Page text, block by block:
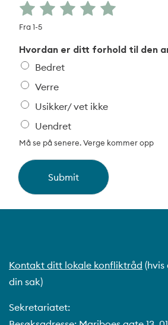
R
a
e
o
u
t
o
5
R
a
e
2
o
u
t
o
f
R
e
3
u
t
o
f
5
R
e
u
o
f
R
e
u
o
Fra 1-5
Hvordan er ditt forhold til den
Bedret
Verre
Usikker/ vet ikke
Uendret
Må se på senere. Verge kommer opp
Submit
Kontakt ditt lokale konfliktråd (hvis
din sak)
Sekretariatet: